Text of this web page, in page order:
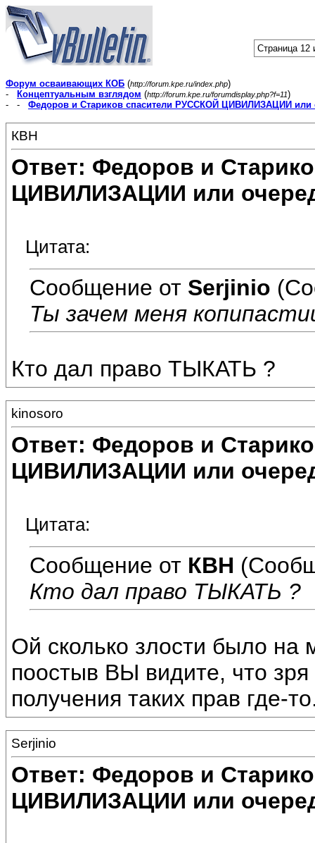
Страница 12
Форум осваивающих КОБ (http://forum.kpe.ru/index.php)
-
Концептуальным взглядом (http://forum.kpe.ru/forumdisplay.php?f=11)
- - Федоров и Стариков спасители РУССКОЙ ЦИВИЛИЗАЦИИ или
КВН
Ответ: Федоров и
ЦИВИЛИЗАЦИИ или
Цитата:
Сообщение от Serjinio
Ты зачем меня
Кто дал право ТЫКАТЬ ?
kinosoro
Ответ: Федоров и
ЦИВИЛИЗАЦИИ или
Цитата:
Сообщение от КВН
Кто дал право ТЫКАТЬ ?
Ой сколько злости было
поостыв ВЫ видите, что
получения таких прав где-
Serjinio
Ответ: Федоров и
ЦИВИЛИЗАЦИИ или